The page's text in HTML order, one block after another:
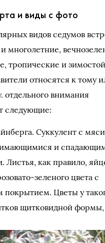
и виды с фото
видов седумов
многолетние,
тропические и
относятся к тому
отдельного внимания
следующие:
Суккулент с
и
Листья, как правило,
зеленого цвета с
покрытием. Цветы у
щитковидной формы,